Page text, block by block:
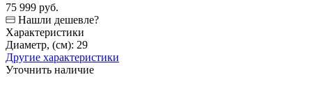
75 999 руб.
Нашли дешевле?
Характеристики
Диаметр, (см): 29
Другие характеристики
Уточнить наличие